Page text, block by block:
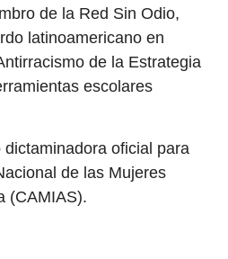
de la Red Sin Odio,
latinoamericano en
de la Estrategia
escolares
oficial para
de las Mujeres
(CAMIAS).